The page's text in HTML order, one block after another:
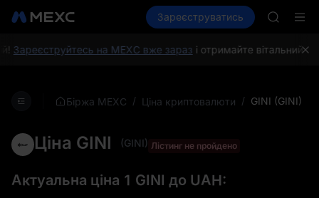
Купити криптовалюту Ринки Спот
Зареєструватись
SKYAI
SPCX
SKYAI
Зареєструйтесь на MEXC вже заразі отримайте вітальний
Біржа MEXC / Ціна криптовалюти / GINI (GINI)
Ціна GINI (GINI) Лістинг не пройдено
Актуальна ціна 1 GINI до UAH: